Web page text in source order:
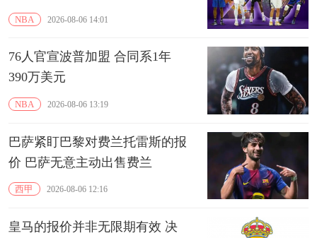
NBA 2026-08-06 14:01
76人官宣波普加盟 合同系1年
390万美元
NBA 2026-08-06 13:19
巴萨紧盯巴黎对费兰托雷斯的报
价 巴萨无意主动出售费兰
西甲 2026-08-06 12:16
皇马的报价并非无限期有效 决